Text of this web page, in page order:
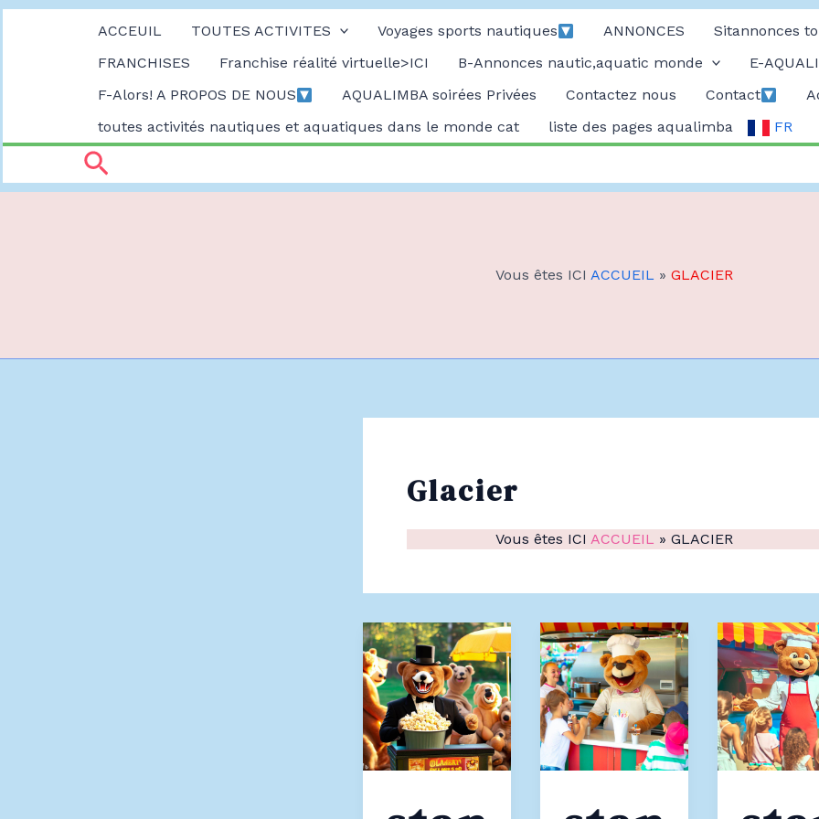
ACCEUIL TOUTES ACTIVITES Voyages sports nautiques ANNONCES
Sitannonces
FRANCHISES
Franchise réalité virtuelle>ICI B-Annonces nautic,aquatic monde
E-
F-Alors! A PROPOS DE NOUS
AQUALIMBA soirées Privées Contactez nous Contact
toutes activités nautiques et aquatiques dans le monde cat
liste des pages aqualimba FR
Rechercher
Vous êtes ICI ACCUEIL » GLACIER
Glacier
Vous êtes ICI ACCUEIL » GLACIER